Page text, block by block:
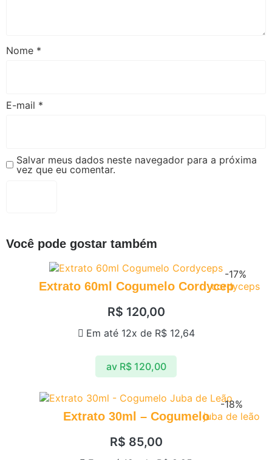
Nome *
E-mail *
Salvar meus dados neste navegador para a próxima
vez que eu comentar.
Você pode gostar também
-17%
cordyceps
Extrato 60ml Cogumelo Cordycep
R$ 120,00
Em até 12x de R$12,64
av R$120,00
-18%
juba de leão
Extrato 30ml – Cogumelo
R$ 85,00